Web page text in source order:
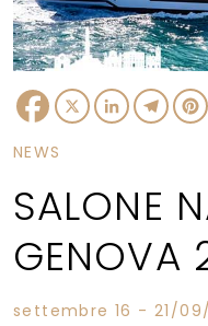
Facebook
X LinkedIn
NEWS
SALONE
GENOVA
settembre 16 - 21/09/